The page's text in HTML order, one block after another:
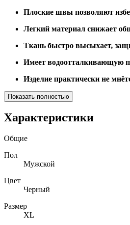
Плоские швы позволяют
Легкий материал снижает
Ткань быстро высыхает,
Имеет водоотталкивающую
Изделие практически не
Показать полностью
Характеристики
Общие
Пол
Мужской
Цвет
Черный
Размер
XL